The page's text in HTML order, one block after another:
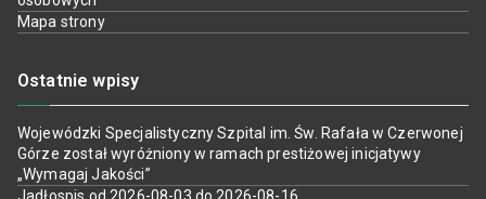
Mapa strony
Ostatnie wpisy
Wojewódzki Specjalistyczny Szpital im. Św. Rafała w Czerwonej
Górze został wyróżniony w ramach prestiżowej inicjatywy
„Wymagaj Jakości”